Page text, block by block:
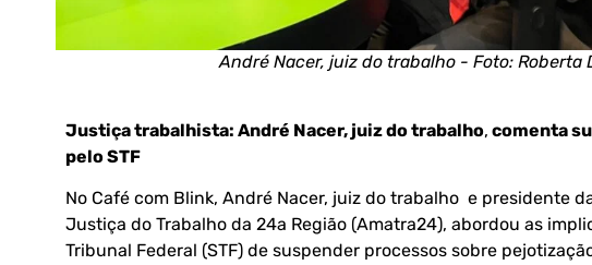
André Nacer, juiz do trabalho - Foto: Roberta
Justiça trabalhista: André Nacer, juiz do trabalho, comenta
pelo STF
No Café com Blink, André Nacer, juiz do trabalho e presidente
Justiça do Trabalho da 24a Região (Amatra24), abordou as
Tribunal Federal (STF) de suspender processos sobre